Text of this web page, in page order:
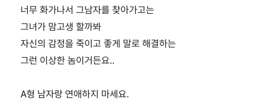
너무 화가나서 그남자를 찾아가고는
그녀가 맘고생 할까봐
자신의 감정을 죽이고 좋게 말로 해결하는
그런 이상한 놈이거든요..
A형 남자랑 연애하지 마세요.